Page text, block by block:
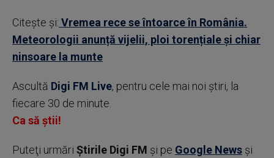
Citește și: Vremea rece se întoarce în România.
Meteorologii anunță vijelii, ploi torențiale și chiar
ninsoare la munte
Ascultă Digi FM Live, pentru cele mai noi știri, la
fiecare 30 de minute.
Ca să știi!
Puteţi urmări Știrile Digi FM şi pe Google News şi